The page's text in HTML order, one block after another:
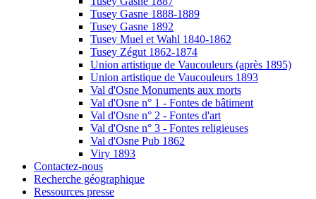
Tusey Gasne 1888-1889
Tusey Gasne 1892
Tusey Muel et Wahl 1840-1862
Tusey Zégut 1862-1874
Union artistique de Vaucouleurs (après 1895)
Union artistique de Vaucouleurs 1893
Val d'Osne Monuments aux morts
Val d'Osne n° 1 - Fontes de bâtiment
Val d'Osne n° 2 - Fontes d'art
Val d'Osne n° 3 - Fontes religieuses
Val d'Osne Pub 1862
Viry 1893
Contactez-nous
Recherche géographique
Ressources presse